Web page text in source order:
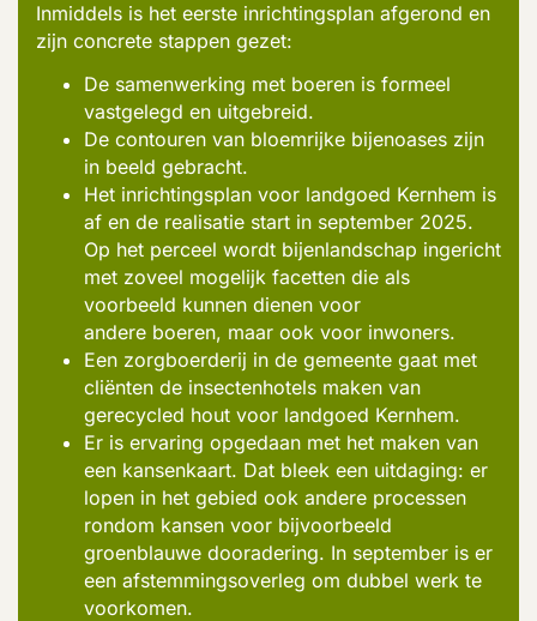
Inmiddels is het eerste inrichtingsplan afgerond en
zijn concrete stappen gezet:
De samenwerking met boeren is formeel
vastgelegd en uitgebreid.
De contouren van bloemrijke bijenoases zijn
in beeld gebracht.
Het inrichtingsplan voor landgoed Kernhem is
af en de realisatie start in september 2025.
Op het perceel wordt bijenlandschap ingericht
met zoveel mogelijk facetten die als
voorbeeld kunnen dienen voor
andere boeren, maar ook voor inwoners.
Een zorgboerderij in de gemeente gaat met
cliënten de insectenhotels maken van
gerecycled hout voor landgoed Kernhem.
Er is ervaring opgedaan met het maken van
een kansenkaart. Dat bleek een uitdaging: er
lopen in het gebied ook andere processen
rondom kansen voor bijvoorbeeld
groenblauwe dooradering. In september is er
een afstemmingsoverleg om dubbel werk te
voorkomen.